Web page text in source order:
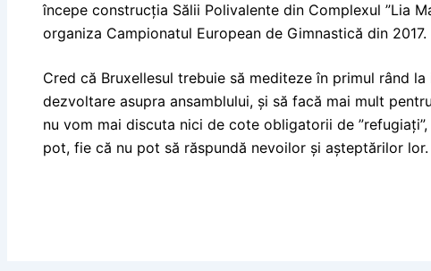
începe construcția Sălii Polivalente din Complexul ”Lia
organiza Campionatul European de Gimnastică din 2017.
Cred că Bruxellesul trebuie să mediteze în primul rând
dezvoltare asupra ansamblului, și să facă mai mult
nu vom mai discuta nici de cote obligatorii de
pot, fie că nu pot să răspundă nevoilor și așteptărilor lor.